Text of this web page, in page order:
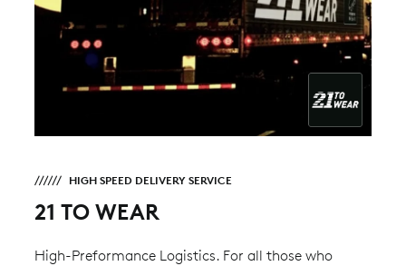
HIGH SPEED DELIVERY SERVICE
21 TO WEAR
High-Preformance Logistics. For all those who